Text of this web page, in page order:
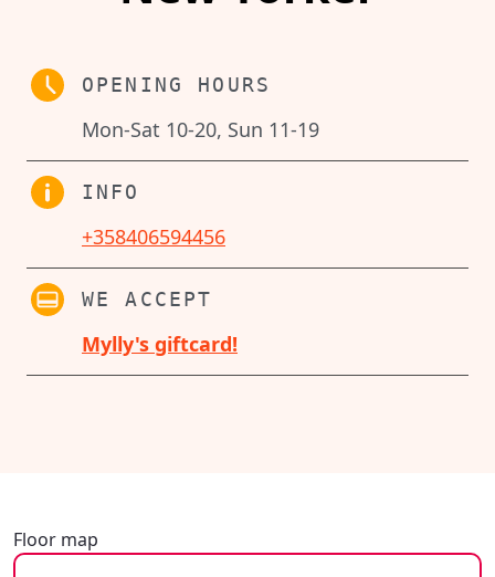
OPENING HOURS
Mon-Sat 10-20, Sun 11-19
INFO
+358406594456
WE ACCEPT
Mylly's giftcard!
Floor map